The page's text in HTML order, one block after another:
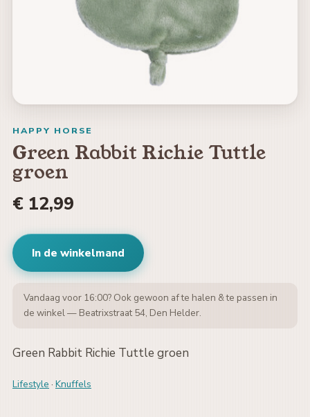
HAPPY HORSE
Green Rabbit Richie Tuttle
groen
€ 12,99
In de winkelmand
Vandaag voor 16:00? Ook gewoon af te halen & te passen in
de winkel — Beatrixstraat 54, Den Helder.
Green Rabbit Richie Tuttle groen
Lifestyle · Knuffels